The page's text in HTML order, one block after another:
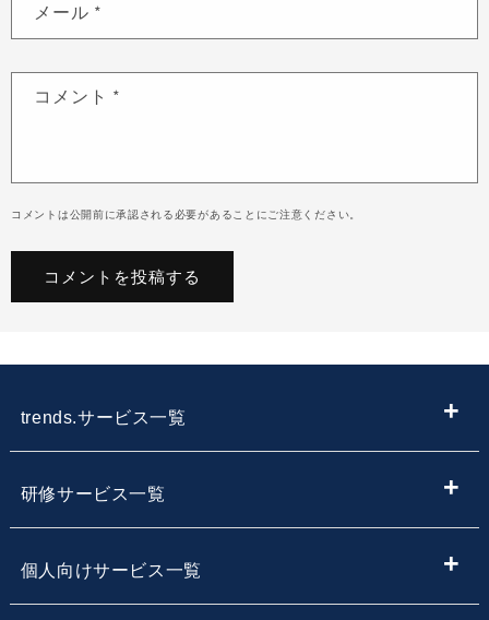
メール *
コメント *
コメントは公開前に承認される必要があることにご注意ください。
trends.サービス一覧
子供向けプログラミング教室を探す
研修サービス一覧
個人向けサービス一覧